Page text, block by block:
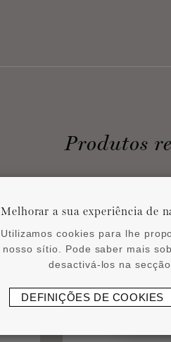
Produtos
Melhorar a sua experiência de
Utilizamos cookies para lhe
nosso sítio. Pode saber mais
desactivá-los na
DEFINIÇÕES DE COOKIES